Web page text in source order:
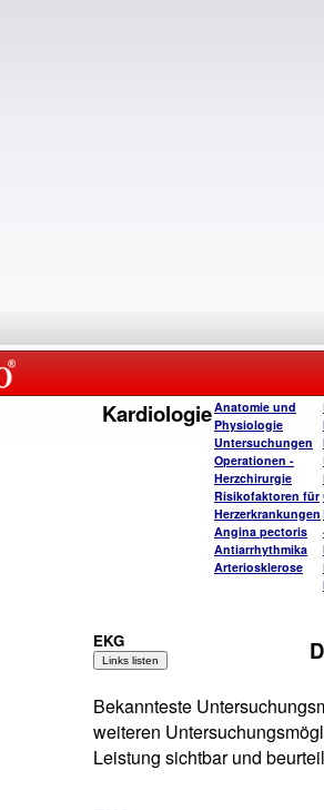
KardiologieAnatomie und
Physiologie
Untersuchungen
Operationen -
Herzchirurgie
Risikofaktoren für
Herzerkrankungen
Angina pectoris
Antiarrhythmika
Arteriosklerose
EKG
Bekannteste
weiteren
Leistung sichtbar und